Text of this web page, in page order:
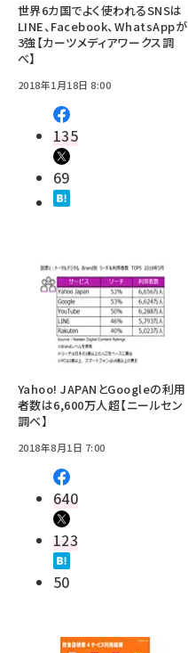
世界6カ国でよく使われるSNSは
LINE、Facebook、WhatsAppが
3強【カーツメディアワークス調
べ】
2018年1月18日 8:00
135
69
Yahoo! JAPANとGoogleの利用
者数は6,600万人超【ニールセン
調べ】
2018年8月1日 7:00
640
123
50